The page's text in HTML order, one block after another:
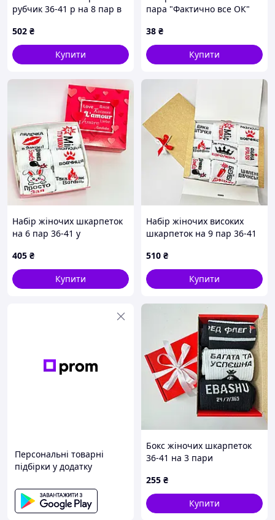
рубчик 36-41 р на 8 пар в
502 ₴
Купити
пара "Фактично все ОК"
38 ₴
Купити
Набір жіночих шкарпеток
на 6 пар 36-41 у
405 ₴
Купити
Набір жіночих високих
шкарпеток на 9 пар 36-41
із стрічкою
510 ₴
Купити
Персональні товарні
підбірки у додатку
Бокс жіночих шкарпеток
36-41 на 3 пари
255 ₴
Купити